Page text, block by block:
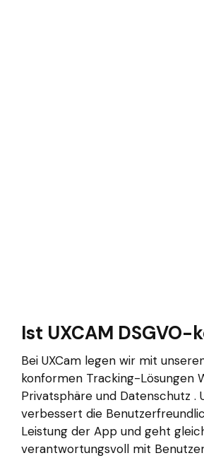
Ist UXCAM DSGVO-
Bei UXCam legen wir mit
konformen Tracking-Lösungen
Privatsphäre und Datenschutz .
verbessert die
Leistung der App und geht
verantwortungsvoll mit